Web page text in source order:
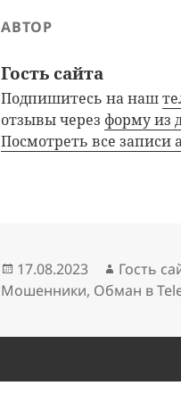
АВТОР
Гость сайта
Подпишитесь на наш
отзывы через форму из
Посмотреть все записи
Опубликовано
17.08.2023 Автор
Гость
Мошенники, Обман в